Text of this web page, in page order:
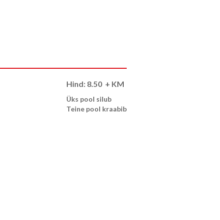
Hind: 8.50 + KM
Üks pool silub
Teine pool kraabib